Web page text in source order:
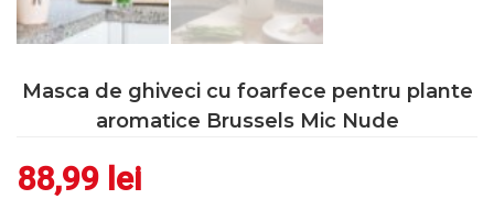
Masca de ghiveci cu foarfece pentru plante
aromatice Brussels Mic Nude
88,99 lei